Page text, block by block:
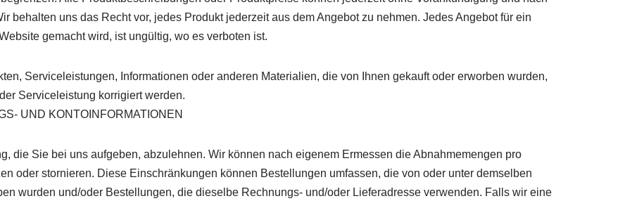
behalten uns das Recht vor, jedes Produkt jederzeit aus dem Angebot zu nehmen. Jedes Angebot für ein
gemacht wird, ist ungültig, wo es verboten ist.
Serviceleistungen, Informationen oder anderen Materialien, die von Ihnen gekauft oder erworben wurden,
Serviceleistung korrigiert werden.
UND KONTOINFORMATIONEN
die Sie bei uns aufgeben, abzulehnen. Wir können nach eigenem Ermessen die Abnahmemengen pro
oder stornieren. Diese Einschränkungen können Bestellungen umfassen, die von oder unter demselben
wurden und/oder Bestellungen, die dieselbe Rechnungs- und/oder Lieferadresse verwenden. Falls wir eine